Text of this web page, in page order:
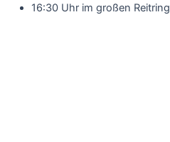
16:30 Uhr im großen Reitring